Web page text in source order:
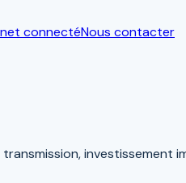
connectéNous contacter
investissement